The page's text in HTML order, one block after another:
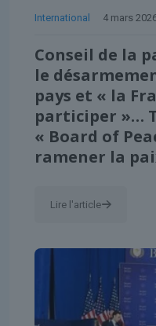
International 4 mars
Conseil de la
le
pays et « la
participer »…
« Board of
ramener la
Lire l'article